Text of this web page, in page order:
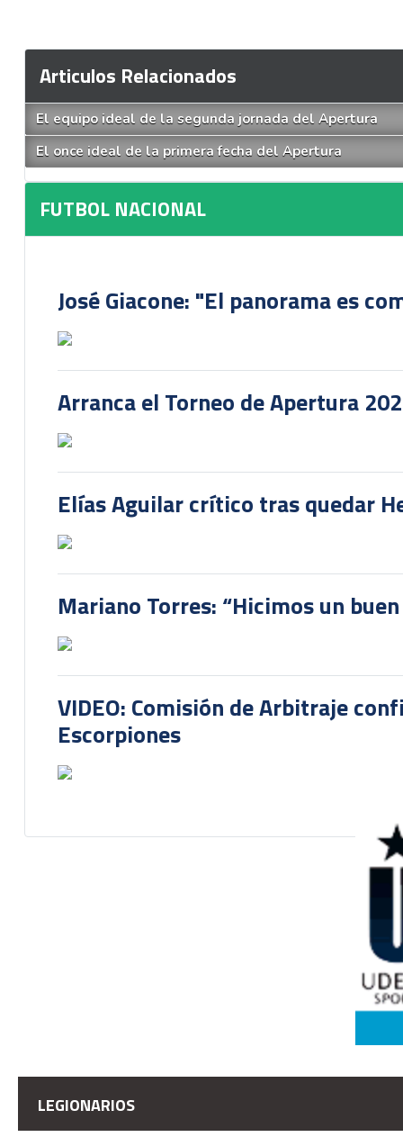
Articulos Relacionados
El equipo ideal de la segunda jornada del Apertura
El once ideal de la primera fecha del Apertura
FUTBOL NACIONAL
José Giacone: "El panorama es
Arranca el Torneo de Apertura
Elías Aguilar crítico tras quedar
Mariano Torres: “Hicimos un
VIDEO: Comisión de Arbitraje
Escorpiones
LEGIONARIOS